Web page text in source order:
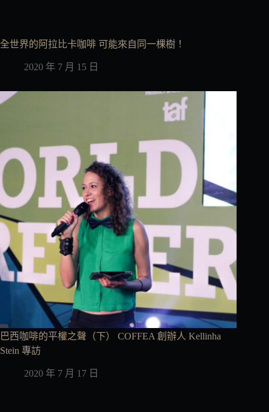
全世界的阿拉比卡咖啡 可能來自同一棵樹！
2020 年 7 月 15 日
巴西咖啡的平權之聲（下） COFFEA 創辦人 Kellinha
Stein 專訪
2020 年 7 月 17 日